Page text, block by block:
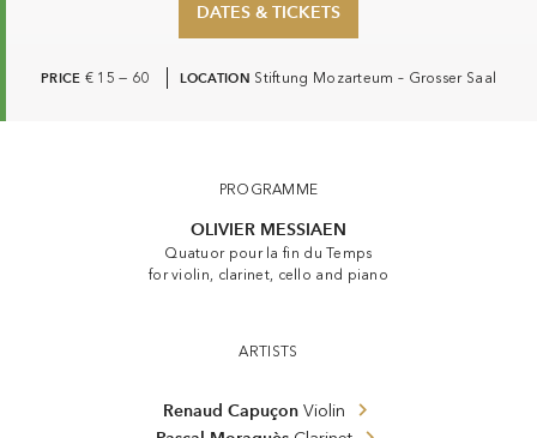
Whitsun 2026
Vouchers
DATES & TICKETS
PRICE € 15 — 60 LOCATION Stiftung Mozarteum – Grosser Saal
PROGRAMME
OLIVIER MESSIAEN
Quatuor pour la fin du Temps
for violin, clarinet, cello and piano
ARTISTS
Renaud Capuçon Violin